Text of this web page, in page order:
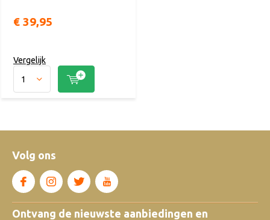
€ 39,95
Vergelijk
Volg ons
Ontvang de nieuwste aanbiedingen en